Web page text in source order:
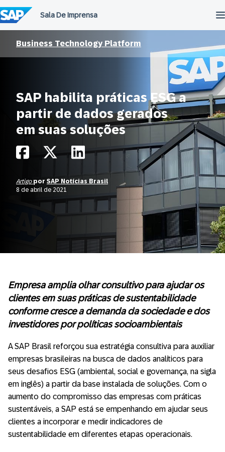
para
o
conteúdo
Business Technology Platform
SAP habilita práticas ESG a
partir de dados gerados
em suas soluções
Artigo por SAP Notícias Brasil
8 de abril de 2021
Empresa amplia olhar consultivo para ajudar os
clientes em suas práticas de sustentabilidade
conforme cresce a demanda da sociedade e dos
investidores por políticas socioambientais
A SAP Brasil reforçou sua estratégia consultiva para auxiliar
empresas brasileiras na busca de dados analíticos para
seus desafios ESG (ambiental, social e governança, na sigla
em inglês) a partir da base instalada de soluções. Com o
aumento do compromisso das empresas com práticas
sustentáveis, a SAP está se empenhando em ajudar seus
clientes a incorporar e medir indicadores de
sustentabilidade em diferentes etapas operacionais.